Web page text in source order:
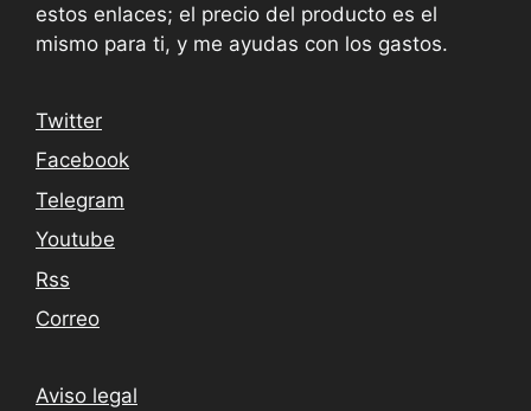
estos enlaces; el precio del producto es el
mismo para ti, y me ayudas con los gastos.
Twitter
Facebook
Telegram
Youtube
Rss
Correo
Aviso legal